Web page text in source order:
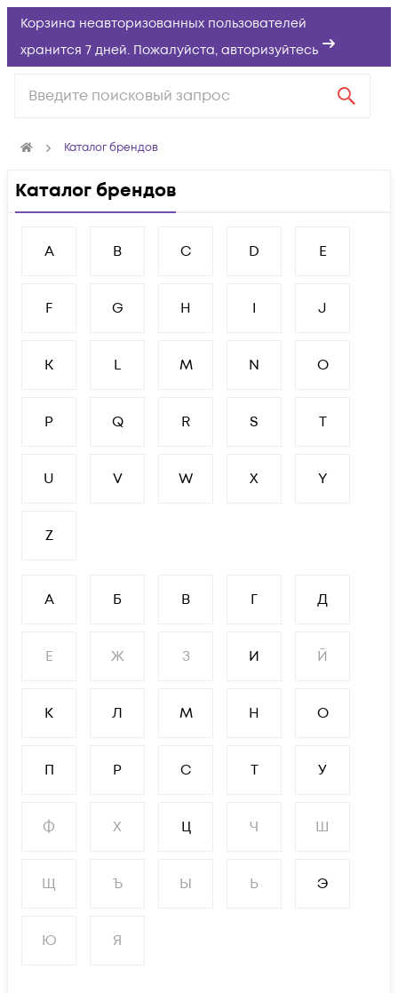
Корзина неавторизованных пользователей
хранится 7 дней. Пожалуйста, авторизуйтесь
Каталог брендов
Каталог брендов
A B C D E
F G H I J
K L M N O
P Q R S T
U V W X Y
Z
А Б В Г Д
Е Ж З И Й
К Л М Н О
П Р С Т У
Ф Х Ц Ч Ш
Щ Ъ Ы Ь Э
Ю Я